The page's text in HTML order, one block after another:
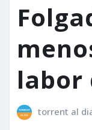
labor
torrent al